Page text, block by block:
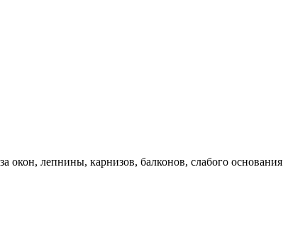
окон, лепнины, карнизов, балконов, слабого основания